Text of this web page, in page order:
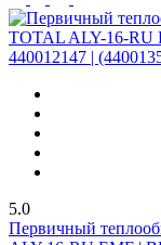
5.0
Первичный